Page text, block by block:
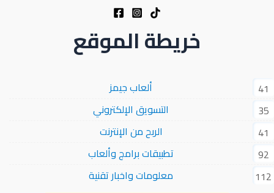
خريطة الموقع
ألعاب جيمز
41
التسويق الإلكتروني
35
الربح من الإنترنت
41
تطبيقات برامج وألعاب
92
معلومات واخبار تقنية
112